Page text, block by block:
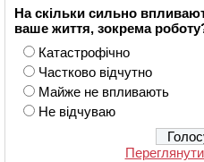
На скільки сильно
ваше життя, зокрема
Катастрофічно
Частково відчутно
Майже не впливають
Не відчуваю